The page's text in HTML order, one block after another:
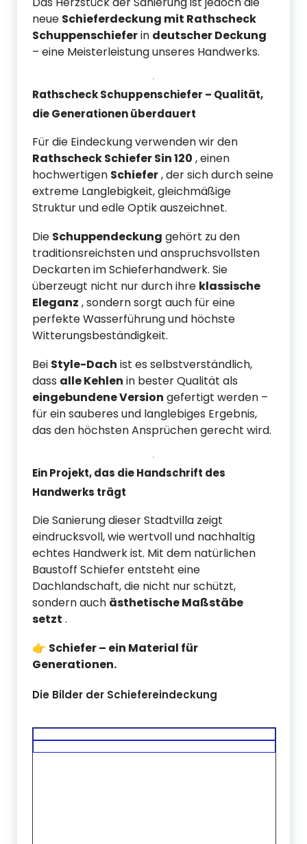
neue Schieferdeckung mit Rathscheck
Schuppenschieferin deutscher Deckung
– eine Meisterleistung unseres Handwerks.
Rathscheck Schuppenschiefer – Qualität,
die Generationen überdauert
Für die Eindeckung verwenden wir den
Rathscheck Schiefer Sin 120 , einen
hochwertigen Schiefer, der sich durch seine
extreme Langlebigkeit, gleichmäßige
Struktur und edle Optik auszeichnet.
Die Schuppendeckung gehört zu den
traditionsreichsten und anspruchsvollsten
Deckarten im Schieferhandwerk. Sie
überzeugt nicht nur durch ihre klassische
Eleganz , sondern sorgt auch für eine
perfekte Wasserführung und höchste
Witterungsbeständigkeit.
Bei Style-Dach ist es selbstverständlich,
dass alle Kehlen in bester Qualität als
eingebundene Version gefertigt werden –
für ein sauberes und langlebiges Ergebnis,
das den höchsten Ansprüchen gerecht wird.
Ein Projekt, das die Handschrift des
Handwerks trägt
Die Sanierung dieser Stadtvilla zeigt
eindrucksvoll, wie wertvoll und nachhaltig
echtes Handwerk ist. Mit dem natürlichen
Baustoff Schiefer entsteht eine
Dachlandschaft, die nicht nur schützt,
sondern auch ästhetische Maßstäbe
setzt .
👉 Schiefer – ein Material für
Generationen.
Die Bilder der Schiefereindeckung